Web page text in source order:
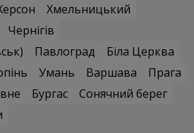
Хмельницький
Чернігів
Павлоград
Біла Церква
Умань Варшава
Прага
Бургас
Сонячний берег